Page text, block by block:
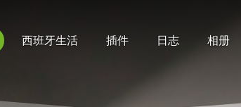
西班牙生活 插件 日志 相册